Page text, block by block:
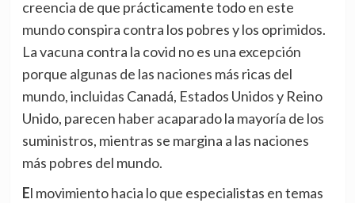
creencia de que prácticamente todo en este
mundo conspira contra los pobres y los oprimidos.
La vacuna contra la covid no es una excepción
porque algunas de las naciones más ricas del
mundo, incluidas Canadá, Estados Unidos y Reino
Unido, parecen haber acaparado la mayoría de los
suministros, mientras se margina a las naciones
más pobres del mundo.
El movimiento hacia lo que especialistas en temas